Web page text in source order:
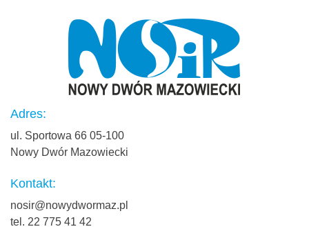
Adres:
ul. Sportowa 66 05-100
Nowy Dwór Mazowiecki
Kontakt:
nosir@nowydwormaz.pl
tel. 22 775 41 42